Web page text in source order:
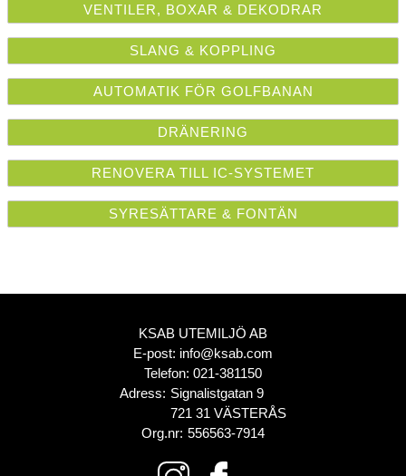
VENTILER, BOXAR & DEKODRAR
SLANG & KOPPLING
AUTOMATIK FÖR GOLFBANAN
DRÄNERING
RENOVERA TILL IC-SYSTEMET
SYRESÄTTARE & FONTÄN
KSAB UTEMILJÖ AB
E-post: info@ksab.com
Telefon: 021-381150
Adress: Signalistgatan 9
721 31 VÄSTERÅS
Org.nr: 556563-7914